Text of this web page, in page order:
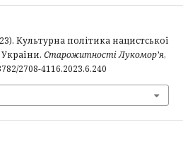
Культурна політика нацистської
Старожитності Лукомор’я,
2708-4116.2023.6.240